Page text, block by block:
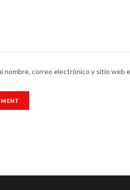
nombre, correo electrónico y sitio web